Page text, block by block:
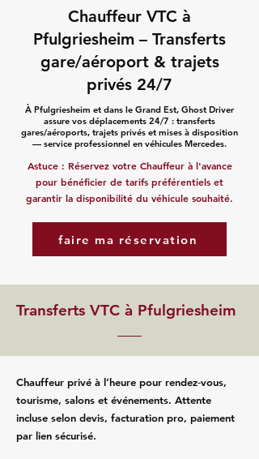
Chauffeur VTC à
Pfulgriesheim – Transferts
gare/aéroport & trajets
privés 24/7
À Pfulgriesheim et dans le Grand Est, Ghost Driver
assure vos déplacements 24/7 : transferts
gares/aéroports, trajets privés et mises à disposition
— service professionnel en véhicules Mercedes.
Astuce : Réservez votre Chauffeur à l'avance
pour bénéficier de tarifs préférentiels et
garantir la disponibilité du véhicule souhaité.
faire ma réservation
Transferts VTC à Pfulgriesheim
Chauffeur privé à l’heure pour rendez‑vous,
tourisme, salons et événements. Attente
incluse selon devis, facturation pro, paiement
par lien sécurisé.